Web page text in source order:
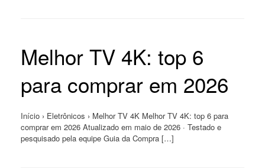
Melhor TV 4K: top 6
para comprar em 2026
Início › Eletrônicos › Melhor TV 4K Melhor TV 4K: top 6 para
comprar em 2026 Atualizado em maio de 2026 · Testado e
pesquisado pela equipe Guia da Compra […]